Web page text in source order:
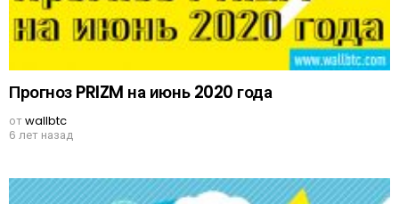
Прогноз PRIZM на июнь 2020 года
отwallbtc
6 лет назад